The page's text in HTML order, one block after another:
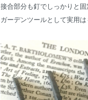
接合部分も釘でしっかりと
ガーデンツールとして実用